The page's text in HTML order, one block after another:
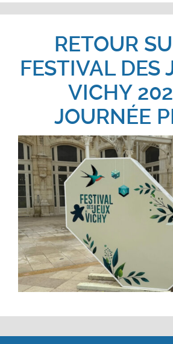
RETOUR
FESTIVAL DES
VICHY
JOURNÉE